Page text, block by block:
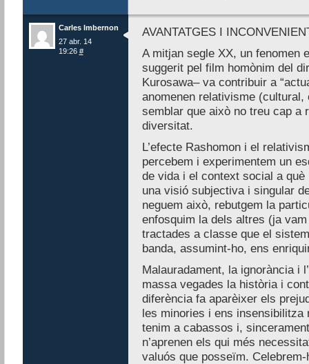
Carles Imbernon
27 abr. 14
19:26 #
AVANTATGES I
A mitjan segle XX, un fenomen
suggerit pel film homònim del
Kurosawa– va contribuir a
anomenen relativisme
semblar que això no treu cap a
diversitat.
L’efecte Rashomon i el
percebem i experimentem un
de vida i el context social a
una visió subjectiva i singular
neguem això, rebutgem la
enfosquim la dels altres (ja
tractades a classe que el
banda, assumint-ho, ens
Malauradament, la ignorància i
massa vegades la història i
diferència fa aparèixer els
les minories i ens insensibilitza
tenim a cabassos i,
n’aprenen els qui més
valuós que posseïm. Celebrem-